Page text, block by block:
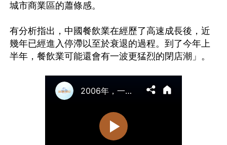
城市商業區的蕭條感。
有分析指出，中國餐飲業在經歷了高速成長後，近
幾年已經進入停滯以至於衰退的過程。到了今年上